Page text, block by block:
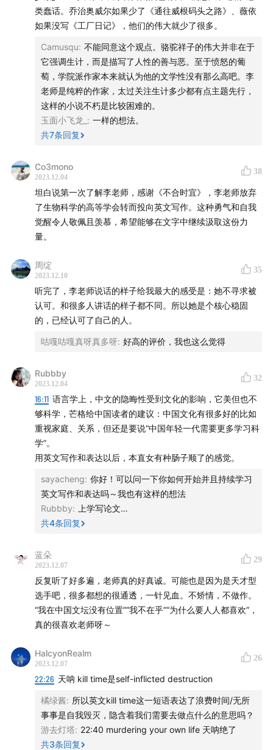
在美国大学的写作课上遇到的中国学生，喜欢给老
师解释“我为什么要这么写”
如何看待美国文坛的移民作家与移民文学？
写完了一部作品的时候我反而会不开心，因为写作
过程的太快乐了
我对学生说，你每读了一个在世的作家的作品，就
1:03:00传道、授业、解惑，这三件事中，我只做”解惑“
1:14:43华语文学是否具有世界性？以沈从文为例
【相关阅读】
本期提及的李翊云作品：
- Dear Friend, from My Life I Write to You in Your Life
- Where Reasons End
- Must I Go（已译成中文：《我该走了吗》）
- The Book of Goose
William Trevor
托尔斯泰《战争与和平》
Marilynne Robinson
里尔克
沈从文
【本期音乐】Arthur Rubinstein - Nocturne No. 4 in F
Major, Op. 15, No. 1
【Logo设计】刘刘（ins: imjanuary)
【后期制作】方改则
【商务合作】可发邮件至hibuheshiyi@126.com或微博私
类蠢话。乔治奥威尔如果少了《通往威根码头之路》、薇依
如果没写《工厂日记》，他们的伟大就少了很多。
Camusqu: 不能同意这个观点。骆驼祥子的伟大并非在于
它强调生计，而是描写了人性的善与恶。至于愤怒的葡
萄，学院派作家本来就认为他的文学性没有那么高吧。李
老师是纯粹的作家，太过关注生计多少都有点主题先行，
这样的小说不朽是比较困难的。
玉面小飞龙_ : 一样的想法。
共7条回复
Co3mono
2023.12.04
38
坦白说第一次了解李老师，感谢《不合时宜》，李老师放弃
了生物科学的高等学会转而投向英文写作。这种勇气和自我
觉醒令人敬佩且羡慕，希望能够在文字中继续汲取这份力
量。
周绽
2023.12.10
35
听完了，李老师说话的样子给我最大的感受是：她不寻求被
认可。和很多人讲话的样子都不同。所以她是个核心稳固
的，已经认可了自己的人。
咕嘎咕嘎真呀真多呀: 好高的评价，我也这么觉得
Rubbby
2023.12.04
32
16:11 语言学上，中文的隐晦性受到文化的影响，它美但也不
够科学，芒格给中国读者的建议：中国文化有很多好的比如
重视家庭、关系，但还是要说“中国年轻一代需要更多学习科
学”。
用英文写作和表达以后，本直女有种肠子顺了的感觉。
sayacheng: 你好！可以问一下你如何开始并且持续学习
英文写作和表达吗～我也有这样的想法
Rubbby:
上学写论文…
共4条回复
蓝朵
2023.12.07
29
反复听了好多遍，老师真的好真诚。可能也是因为是天才型
选手吧，很多都想的很通透，一针见血。不矫情，不做作。
“我在中国文坛没有位置”“我不在乎”“为什么要人人都喜欢”，
真的很喜欢老师呀～
HalcyonRealm
2023.12.07
26
22:26 天呐 kill time是self-inflicted destruction
橘绿酱: 所以英文kill time这一短语表达了浪费时间/无所
事事是自我毁灭，隐含着我们需要去做点什么的意思吗？
游去灯塔: 22:40 murdering your own life 天呐绝了
共3条回复